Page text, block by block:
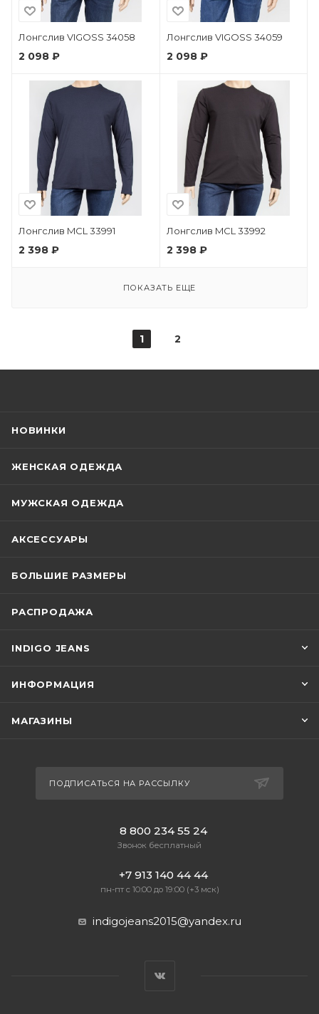
Лонгслив VIGOSS 34058
2 098 ₽
Лонгслив VIGOSS 34059
2 098 ₽
Лонгслив MCL 33991
2 398 ₽
Лонгслив MCL 33992
2 398 ₽
ПОКАЗАТЬ ЕЩЕ
1 2
НОВИНКИ
ЖЕНСКАЯ ОДЕЖДА
МУЖСКАЯ ОДЕЖДА
АКСЕССУАРЫ
БОЛЬШИЕ РАЗМЕРЫ
РАСПРОДАЖА
INDIGO JEANS
ИНФОРМАЦИЯ
МАГАЗИНЫ
ПОДПИСАТЬСЯ НА РАССЫЛКУ
8 800 234 55 24
Звонок бесплатный
+7 913 140 44 44
пн-пт с 10:00 до 19:00 (+3 мск)
indigojeans2015@yandex.ru